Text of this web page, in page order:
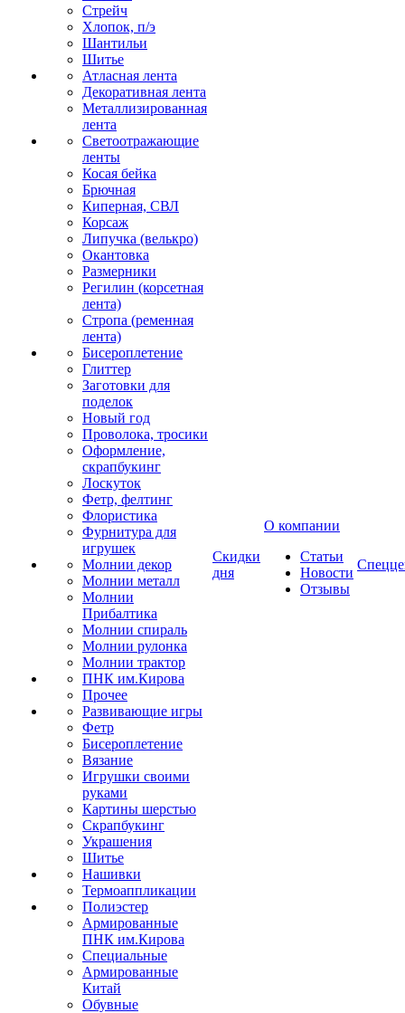
Стрейч
Хлопок, п/э
Шантильи
Шитье
Атласная лента
Декоративная лента
Металлизированная
лента
Светоотражающие
ленты
Косая бейка
Брючная
Киперная, СВЛ
Корсаж
Липучка (велькро)
Окантовка
Размерники
Регилин (корсетная
лента)
Стропа (ременная
лента)
Бисероплетение
Глиттер
Заготовки для
поделок
Новый год
Проволока, тросики
Оформление,
скрапбукинг
Лоскуток
Фетр, фелтинг
Флористика
Фурнитура для
игрушек
Молнии декор
Молнии металл
Молнии
Прибалтика
Молнии спираль
Молнии рулонка
Молнии трактор
ПНК им.Кирова
Прочее
Развивающие игры
Фетр
Бисероплетение
Вязание
Игрушки своими
руками
Картины шерстью
Скрапбукинг
Украшения
Шитье
Нашивки
Термоаппликации
Полиэстер
Армированные
ПНК им.Кирова
Специальные
Армированные
Китай
Обувные
Скидки
дня
О компании
Статьи
Новости
Отзывы